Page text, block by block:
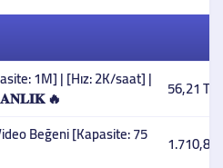
1M] | [Hız: 2K/saat] |
🔥 56,21 TL
Beğeni [Kapasite: 75 1.710,80